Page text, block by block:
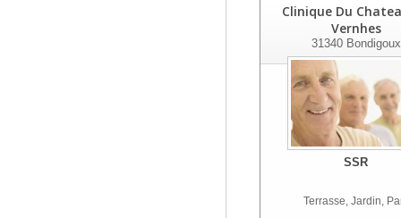
Clinique Du
Vernhes
31340Bondigoux
SSR
Terrasse, Jardin,